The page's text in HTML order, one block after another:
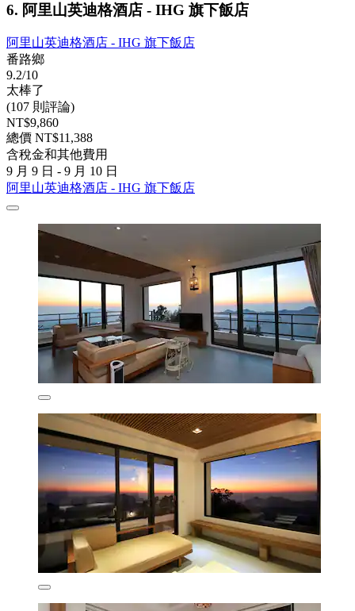
6. 阿里山英迪格酒店 - IHG 旗下飯店
阿里山英迪格酒店 - IHG 旗下飯店
番路鄉
9.2/10
太棒了
(107 則評論)
NT$9,860
總價 NT$11,388
含稅金和其他費用
9 月 9 日 - 9 月 10 日
阿里山英迪格酒店 - IHG 旗下飯店